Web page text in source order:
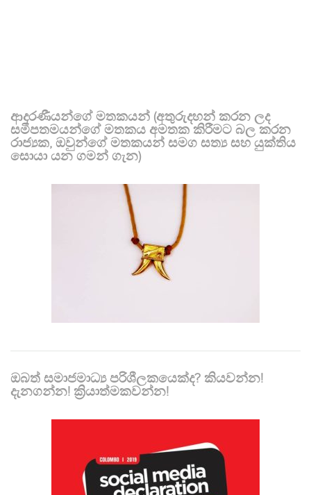
ආදරණීයන්ගේ මතකයන් (අතුරුදහන් කරන ලද
සමීපතමයන්ගේ මතකය අමතක කිරීමට බල කරන
රාජ්‍යක, ඔවුන්ගේ මතකයන් සමග සත්‍ය සහ යුක්තිය
සොයා යන ගමන් ගැන)
ඔබත් සමාජමාධ්‍ය පරිශීලකයෙක්ද? කියවන්න!
දැනගන්න! ක්‍රියාත්මකවන්න!